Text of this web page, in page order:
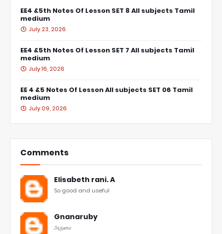
EE4 &5th Notes Of Lesson SET 8 All subjects Tamil
medium
July 23, 2026
EE4 &5th Notes Of Lesson SET 7 All subjects Tamil
medium
July 16, 2026
EE 4 &5 Notes Of Lesson All subjects SET 06 Tamil
medium
July 09, 2026
Comments
Elisabeth rani. A
So good and useful
Gnanaruby
அருமை